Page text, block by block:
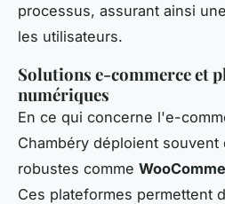
processus, assurant ainsi
les utilisateurs.
Solutions e-commerce et
numériques
En ce qui concerne l'e-
Chambéry déploient souvent
robustes comme
Ces plateformes permettent